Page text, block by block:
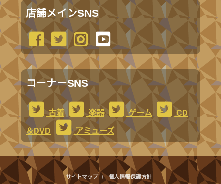
店舗メインSNS
コーナーSNS
古着 楽器 ゲーム
CD
＆DVD
アミューズ
サイトマップ 個人情報保護方針